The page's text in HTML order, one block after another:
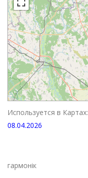
Используется в Картах:
08.04.2026
гармонік